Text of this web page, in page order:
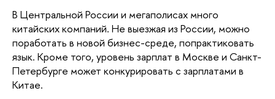
В Центральной России и мегаполисах много
китайских компаний. Не выезжая из России, можно
поработать в новой бизнес-среде, попрактиковать
язык. Кроме того, уровень зарплат в Москве и Санкт-
Петербурге может конкурировать с зарплатами в
Китае.